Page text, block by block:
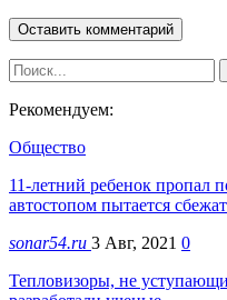
Рекомендуем:
Общество
11-летний ребенок пропал
автостопом пытается
sonar54.ru 3 Авг, 2021 0
Тепловизоры, не